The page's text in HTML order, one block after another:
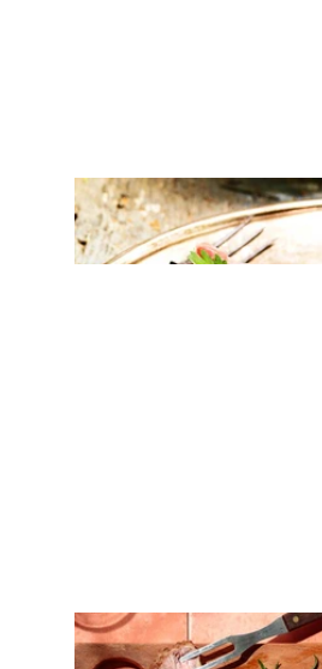
Μοσχαρίσια ρολάκια
μοτσαρέλα και
ΚΡΕΑΣ
Ζουμερό T-Bone στη
ΚΡΕΑΣ